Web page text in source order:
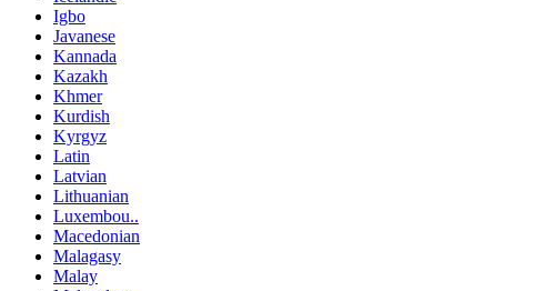
Igbo
Javanese
Kannada
Kazakh
Khmer
Kurdish
Kyrgyz
Latin
Latvian
Lithuanian
Luxembou..
Macedonian
Malagasy
Malay